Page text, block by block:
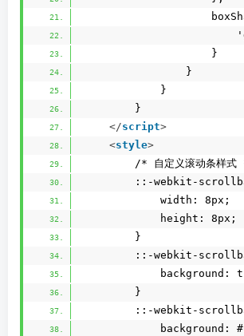
                    }
                }
            }
        }
</script>
<style>
/* 自定义滚动条样式
::-webkit-
            width: 8px;
            height: 8px;
        }
::-webkit-
background:
        }
::-webkit-
background: